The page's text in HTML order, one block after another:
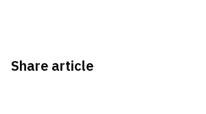
Share article